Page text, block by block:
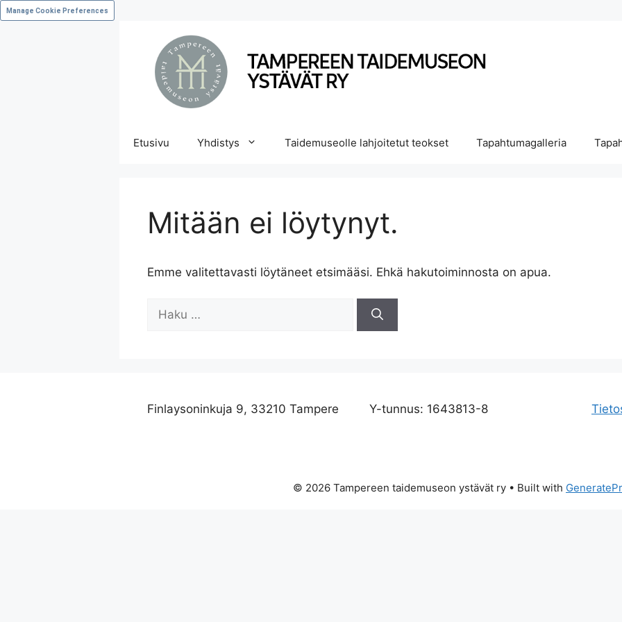
Manage Cookie Preferences
Etusivu Yhdistys Taidemuseolle lahjoitetut teokset Tapahtumagalleria
Mitään ei löytynyt.
Emme valitettavasti löytäneet etsimääsi. Ehkä hakutoiminnosta on apua.
Finlaysoninkuja 9, 33210 Tampere Y-tunnus: 1643813-8
© 2026 Tampereen taidemuseon ystävät ry • Built with